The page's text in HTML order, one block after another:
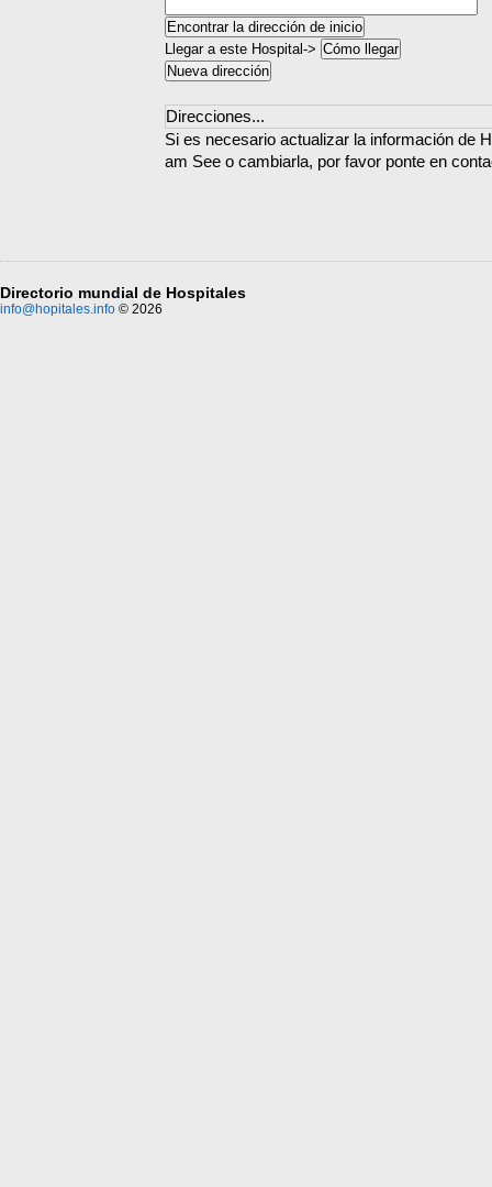
Llegar a este Hospital->
Direcciones...
Si es necesario actualizar la información de
am See o cambiarla, por favor ponte en
Directorio mundial de Hospitales
info@hopitales.info © 2026